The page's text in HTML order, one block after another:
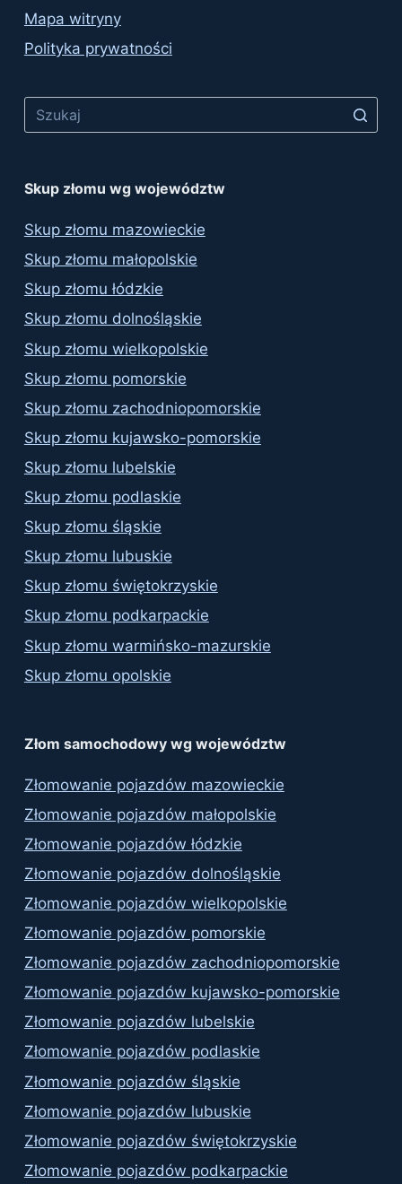
Mapa witryny
Polityka prywatności
Skup złomu wg województw
Skup złomu mazowieckie
Skup złomu małopolskie
Skup złomu łódzkie
Skup złomu dolnośląskie
Skup złomu wielkopolskie
Skup złomu pomorskie
Skup złomu zachodniopomorskie
Skup złomu kujawsko-pomorskie
Skup złomu lubelskie
Skup złomu podlaskie
Skup złomu śląskie
Skup złomu lubuskie
Skup złomu świętokrzyskie
Skup złomu podkarpackie
Skup złomu warmińsko-mazurskie
Skup złomu opolskie
Złom samochodowy wg województw
Złomowanie pojazdów mazowieckie
Złomowanie pojazdów małopolskie
Złomowanie pojazdów łódzkie
Złomowanie pojazdów dolnośląskie
Złomowanie pojazdów wielkopolskie
Złomowanie pojazdów pomorskie
Złomowanie pojazdów zachodniopomorskie
Złomowanie pojazdów kujawsko-pomorskie
Złomowanie pojazdów lubelskie
Złomowanie pojazdów podlaskie
Złomowanie pojazdów śląskie
Złomowanie pojazdów lubuskie
Złomowanie pojazdów świętokrzyskie
Złomowanie pojazdów podkarpackie